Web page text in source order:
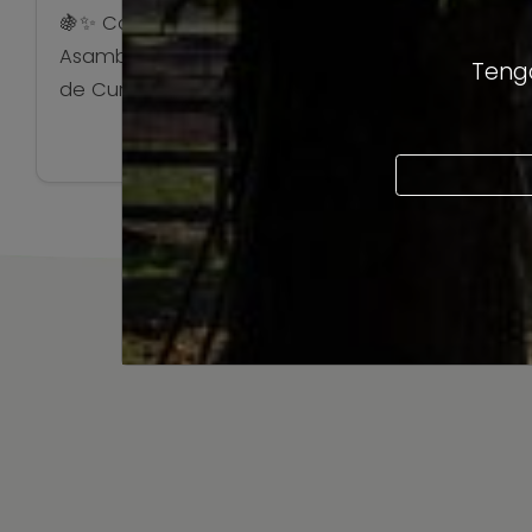
🍇✨ Con gran entusiasmo celebramos la XXI
Asamblea General de la Ruta del Vino Valles
de Curicó, un espacio fundamental en el
construido y proyectar lo que se viene. 📍
Una vez más nos dimos cita en el icónico
@hotelboutiqueraices, donde compartimos
una jornada de conversación, evaluación […]